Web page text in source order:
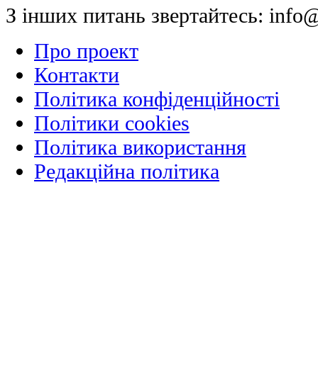
З інших питань звертайтесь:
Про проект
Контакти
Політика конфіденційності
Політики cookies
Політика використання
Редакційна політика